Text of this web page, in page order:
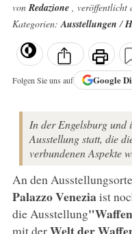
vonRedazione , veröffentlicht
Kategorien:Ausstellungen/
Folgen Sie uns auf Google
In der Engelsburg und
Ausstellung statt, die
verbundenen Aspekte
An den
Palazzo Veneziaist
die Ausstellung
mit derWelt der